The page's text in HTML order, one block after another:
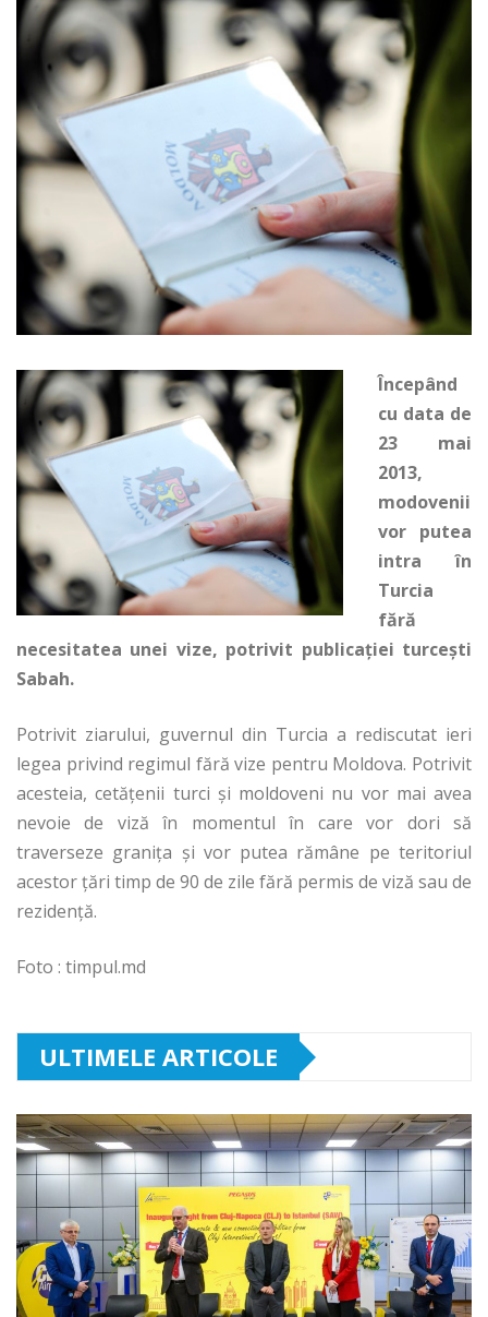
Începând
cu data de
23 mai
2013,
modovenii
vor putea
intra în
Turcia
fără
necesitatea unei vize, potrivit publicației turcești
Sabah.
Potrivit ziarului, guvernul din Turcia a rediscutat ieri
legea privind regimul fără vize pentru Moldova. Potrivit
acesteia, cetățenii turci și moldoveni nu vor mai avea
nevoie de viză în momentul în care vor dori să
traverseze granița și vor putea rămâne pe teritoriul
acestor țări timp de 90 de zile fără permis de viză sau de
rezidență.
Foto : timpul.md
ULTIMELE ARTICOLE